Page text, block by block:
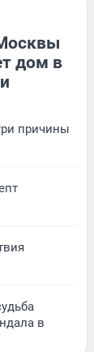
дом в
причины
в